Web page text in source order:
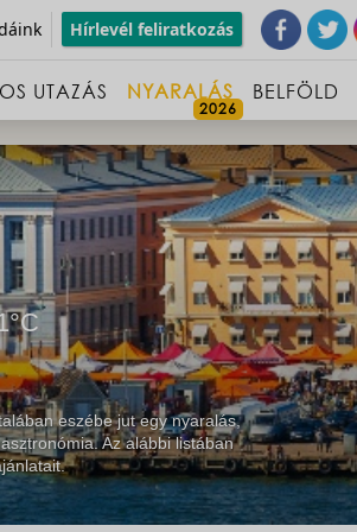
Hírlevél feliratkozás
UTAZÁS NYARALÁS BELFÖLD
eszébe jut egy nyaralás,
Az alábbi listában